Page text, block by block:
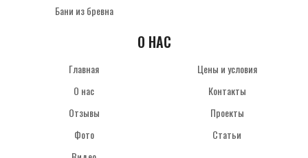
Бани из бревна
О НАС
Главная
О нас
Отзывы
Фото
Цены и условия
Контакты
Проекты
Статьи